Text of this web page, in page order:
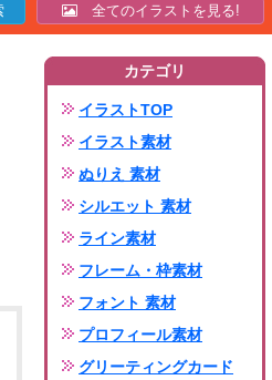
全てのイラストを見る!
カテゴリ
イラストTOP
イラスト素材
ぬりえ 素材
シルエット 素材
ライン素材
フレーム・枠素材
フォント 素材
プロフィール素材
グリーティングカード